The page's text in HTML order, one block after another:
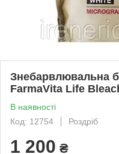
Знебарвлювальна
FarmaVita Life
В наявності
Код: 12754
Роздріб
1 200 ₴